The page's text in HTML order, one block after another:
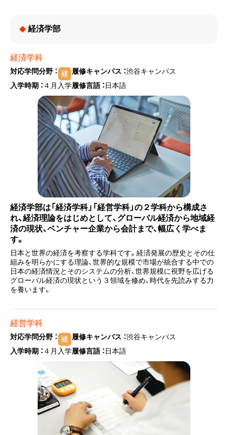
経済学部
経済学科
対応学問分野 ： 履修キャンパス ：渋谷キャンパス
入学時期 ： ４月入学履修言語 ： 日本語
経済学部は「経済学科」「経営学科」の２学科から構成さ
れ、経済理論をはじめとして、グローバル経済から地域経
済の現状、ベンチャー企業から会計まで、幅広く学べま
す。
日本と世界の経済を考察する学科です。経済発展の歴史とその仕
組みを明らかにする理論、世界的な規模で市場が統合する中での
日本の経済情況とそのシステムの分析、世界規模に視野を広げる
グローバル経済の現状という３領域を修め、時代を先読みする力
を養います。
経営学科
対応学問分野 ： 履修キャンパス ：渋谷キャンパス
入学時期 ： ４月入学履修言語 ： 日本語